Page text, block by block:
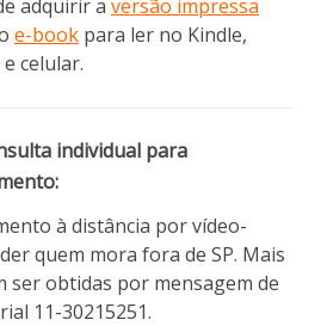
adquirir a versão impressa
e-book para ler no Kindle,
celular.
individual para
à distância por vídeo-
quem mora fora de SP. Mais
ser obtidas por mensagem de
11-30215251.